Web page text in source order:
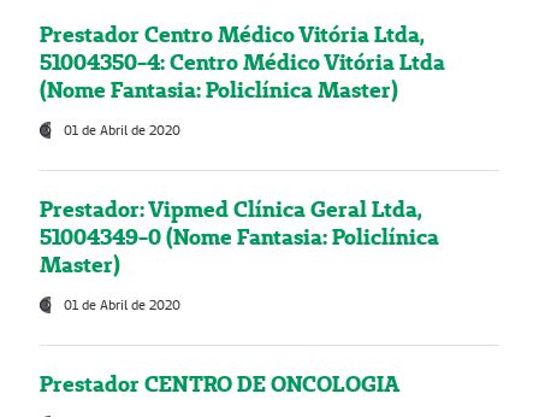
Prestador Centro Médico Vitória Ltda,
51004350-4: Centro Médico Vitória Ltda
(Nome Fantasia: Policlínica Master)
01 de Abril de 2020
Prestador: Vipmed Clínica Geral Ltda,
51004349-0 (Nome Fantasia: Policlínica
Master)
01 de Abril de 2020
Prestador CENTRO DE ONCOLOGIA